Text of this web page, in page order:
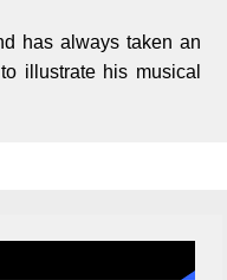
has always taken an
illustrate his musical